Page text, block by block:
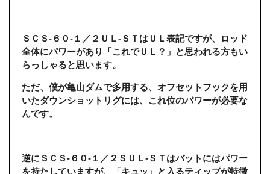
ＳＣＳ-６０-１／２ＵＬ-ＳＴはＵＬ表記ですが、ロッド
全体にパワーがあり「これでＵＬ？」と思われる方もい
らっしゃると思います。
ただ、僕が亀山ダムで多用する、オフセットフックを用
いたダウンショットリグには、これ位のパワーが必要な
んです。
逆にＳＣＳ-６０-１／２ＳＵＬ-ＳＴはバットにはパワー
を持たしていますが、「キュッ」と入るティップが特徴